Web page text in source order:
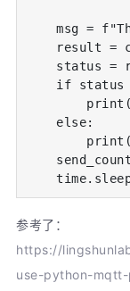
msg =
result =
status =
if status
    else:
参考了：
https://
use-python-